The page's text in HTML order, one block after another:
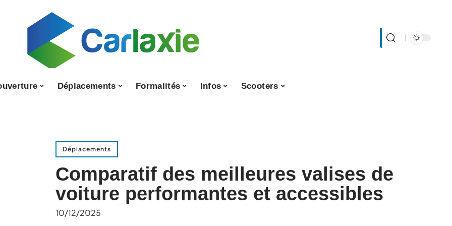
Déplacements Formalités Infos Scooters
Déplacements
Comparatif des meilleures valises de
voiture performantes et accessibles
10/12/2025